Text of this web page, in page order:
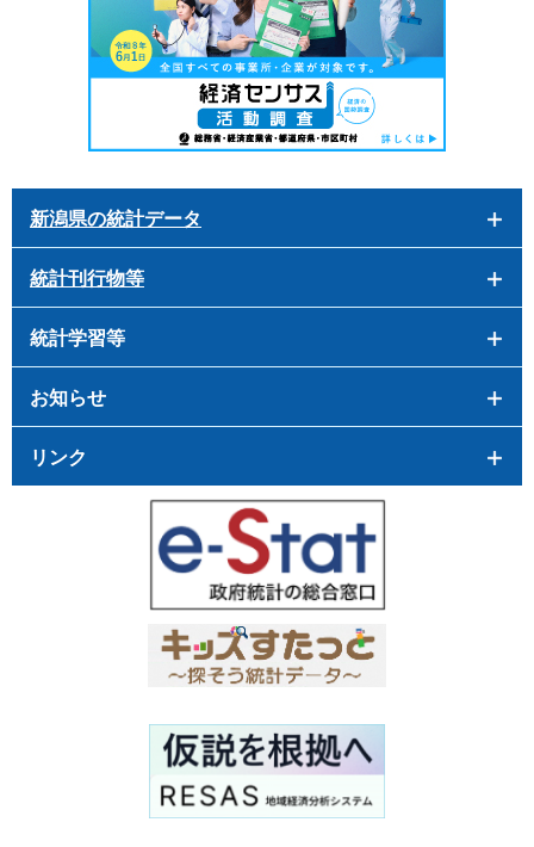
新潟県の統計データ
統計刊行物等
統計学習等
お知らせ
リンク